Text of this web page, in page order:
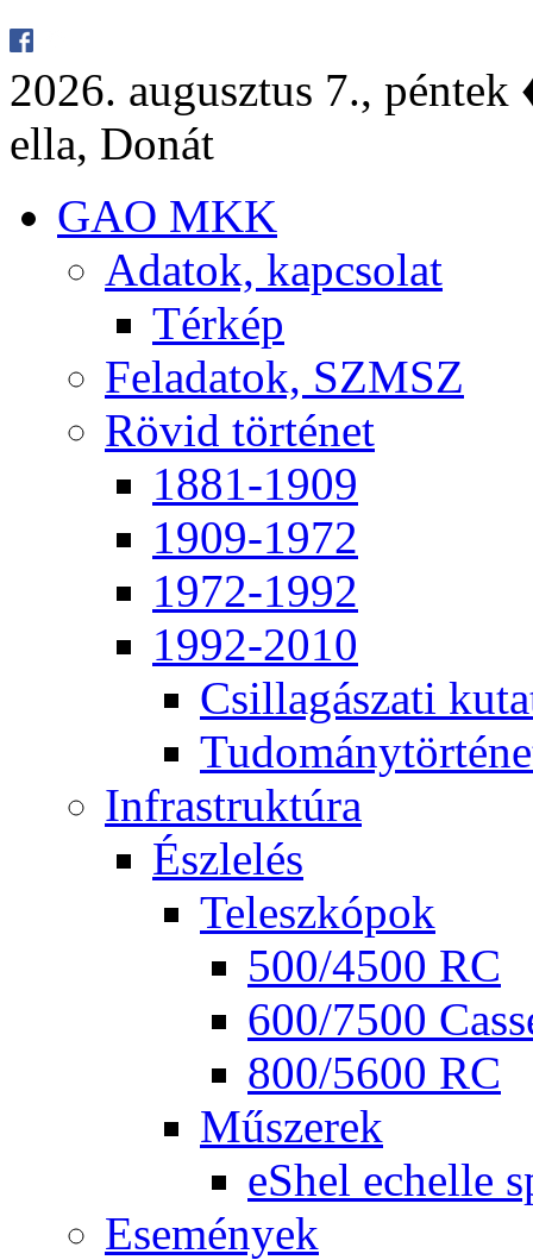
2026. au­gusz­tus 7.,
el­la, Do­nát
GAO MKK
Ada­tok, kap­cso­lat
Tér­kép
Fel­ada­tok, SZMSZ
Rö­vid tör­té­net
1881-1909
1909-1972
1972-1992
1992-2010
Csil­la­gá­sza­ti
Inf­ra­struk­tú­ra
Ész­le­lés
Te­lesz­kó­pok
500/4500 RC
600/7500
800/5600 RC
Mű­sze­rek
eS­hel echel­le
Ese­mé­nyek